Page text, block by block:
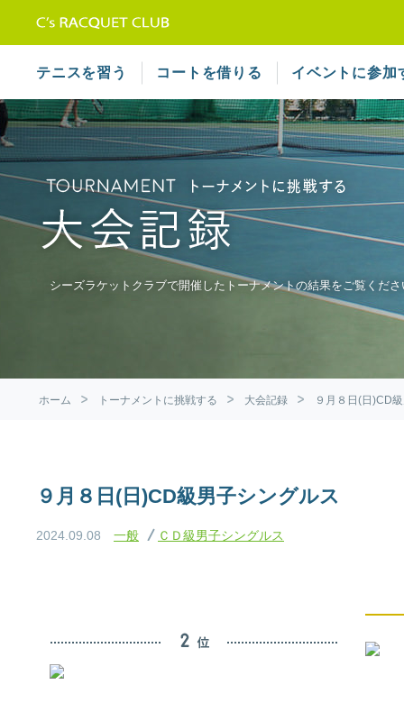
テニスを習う コートを借りる イベントに参加
シーズラケットクラブで開催したトーナメントの結果をご覧くださ
ホーム トーナメントに挑戦する 大会記録 ９月８日(日)CD
９月８日(日)CD級男子シングルス
2024.09.08 一般 ＣＤ級男子シングルス